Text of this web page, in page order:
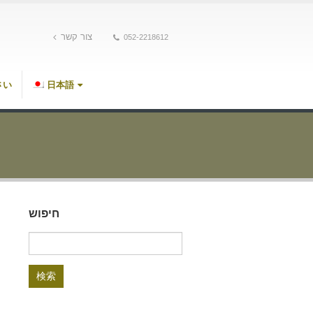
צור קשר 052-2218612
い 日本語
חיפוש
索: